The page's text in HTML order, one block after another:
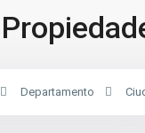
Departamento